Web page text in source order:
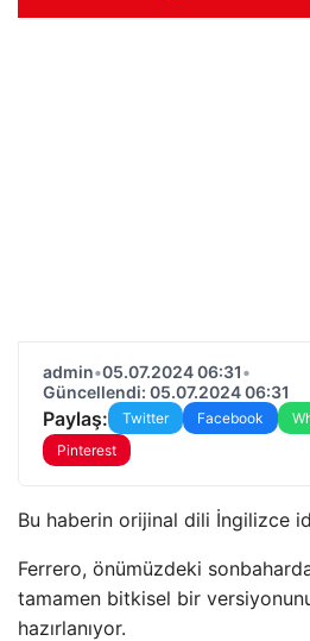
admin•05.07.2024 06:31•
Güncellendi: 05.07.2024 06:31
Paylaş: Twitter Facebook
Pinterest
Bu haberin orijinal dili İngilizce
Ferrero, önümüzdeki
tamamen bitkisel bir
hazırlanıyor.